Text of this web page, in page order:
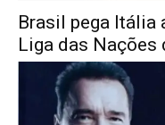
Brasil pega Itália
Liga das Nações